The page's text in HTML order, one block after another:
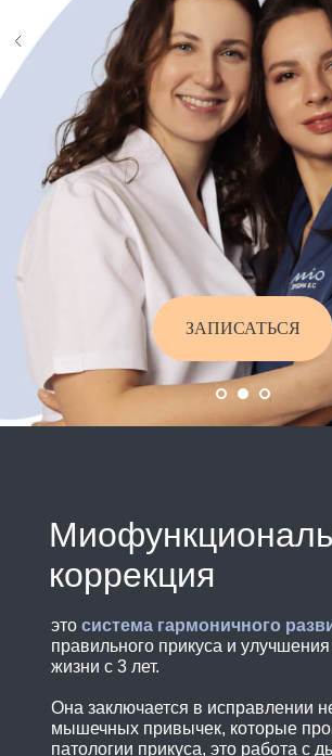
ЗАПИСАТЬСЯ
это система гармоничного
правильного прикуса и улучшения
жизни с 3 лет.
Она заключается в исправлении
мышечных привычек, которые
патологии прикуса, это работа с
коррекция